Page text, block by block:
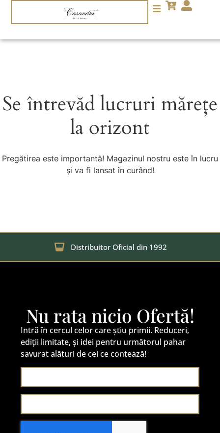
Se întrevăd lucruri mărețe
la orizont
Pregătirea este importantă! Magazinul nostru este în lucru
și va fi lansat în curând!
Distribuitor Oficial din 1992
Nu rata nicio Ofertă!
Intră în cercul celor care știu primii. Reduceri,
ediții limitate, și idei pentru următorul pahar
savurat alături de cei ce contează!